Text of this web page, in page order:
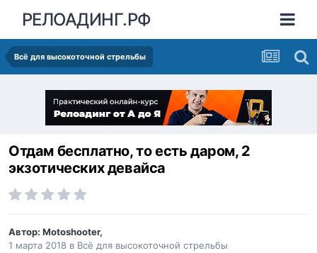
РЕЛОАДИНГ.РФ
Всё для высокоточной стрельбы
Отдам бесплатно, то есть даром, 2
экзотических девайса
Автор: Motoshooter,
1 марта 2018 в Всё для высокоточной стрельбы